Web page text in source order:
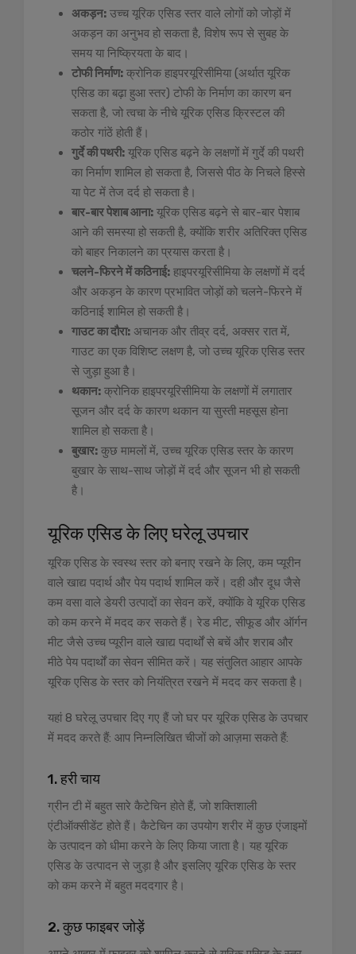
अकड़न: उच्च यूरिक एसिड स्तर वाले लोगों को जोड़ों में
अकड़न का अनुभव हो सकता है, विशेष रूप से सुबह के
समय या निष्क्रियता के बाद।
टोफी निर्माण: क्रोनिक हाइपरयूरिसीमिया (अर्थात यूरिक
एसिड का बढ़ा हुआ स्तर) टोफी के निर्माण का कारण बन
सकता है, जो त्वचा के नीचे यूरिक एसिड क्रिस्टल की
कठोर गांठें होती हैं।
गुर्दे की पथरी: यूरिक एसिड बढ़ने के लक्षणों में गुर्दे की पथरी
का निर्माण शामिल हो सकता है, जिससे पीठ के निचले हिस्से
या पेट में तेज दर्द हो सकता है।
बार-बार पेशाब आना: यूरिक एसिड बढ़ने से बार-बार पेशाब
आने की समस्या हो सकती है, क्योंकि शरीर अतिरिक्त एसिड
को बाहर निकालने का प्रयास करता है।
चलने-फिरने में कठिनाई: हाइपरयूरिसीमिया के लक्षणों में दर्द
और अकड़न के कारण प्रभावित जोड़ों को चलने-फिरने में
कठिनाई शामिल हो सकती है।
गाउट का दौरा: अचानक और तीव्र दर्द, अक्सर रात में,
गाउट का एक विशिष्ट लक्षण है, जो उच्च यूरिक एसिड स्तर
से जुड़ा हुआ है।
थकान: क्रोनिक हाइपरयूरिसीमिया के लक्षणों में लगातार
सूजन और दर्द के कारण थकान या सुस्ती महसूस होना
शामिल हो सकता है।
बुखार: कुछ मामलों में, उच्च यूरिक एसिड स्तर के कारण
बुखार के साथ-साथ जोड़ों में दर्द और सूजन भी हो सकती
है।
यूरिक एसिड के लिए घरेलू उपचार
यूरिक एसिड के स्वस्थ स्तर को बनाए रखने के लिए, कम प्यूरीन
वाले खाद्य पदार्थ और पेय पदार्थ शामिल करें। दही और दूध जैसे
कम वसा वाले डेयरी उत्पादों का सेवन करें, क्योंकि वे यूरिक एसिड
को कम करने में मदद कर सकते हैं। रेड मीट, सीफूड और ऑर्गन
मीट जैसे उच्च प्यूरीन वाले खाद्य पदार्थों से बचें और शराब और
मीठे पेय पदार्थों का सेवन सीमित करें। यह संतुलित आहार आपके
यूरिक एसिड के स्तर को नियंत्रित रखने में मदद कर सकता है।
यहां 8 घरेलू उपचार दिए गए हैं जो घर पर यूरिक एसिड के उपचार
में मदद करते हैं: आप निम्नलिखित चीजों को आज़मा सकते हैं:
1. हरी चाय
ग्रीन टी में बहुत सारे कैटेचिन होते हैं, जो शक्तिशाली
एंटीऑक्सीडेंट होते हैं। कैटेचिन का उपयोग शरीर में कुछ एंजाइमों
के उत्पादन को धीमा करने के लिए किया जाता है। यह यूरिक
एसिड के उत्पादन से जुड़ा है और इसलिए यूरिक एसिड के स्तर
को कम करने में बहुत मददगार है।
2. कुछ फाइबर जोड़ें